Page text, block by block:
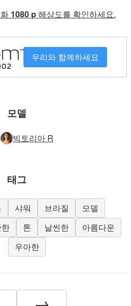
1080 p해상도를 확인하세요.
우리와 함께하세요
모델
빅토리아 R
태그
샤워 브라질
모델
톤 날씬한
아름다운
우아한